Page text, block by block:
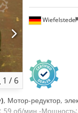
1 / 6
Wiefelstede
, Мотор-редуктор,
59 об/мин -